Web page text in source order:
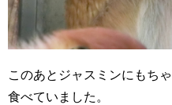
このあとジャスミンにもち
食べていました。